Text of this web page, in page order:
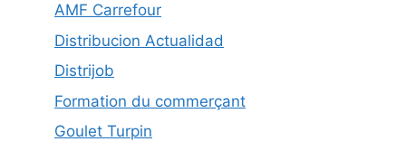
AMF Carrefour
Distribucion Actualidad
Distrijob
Formation du commerçant
Goulet Turpin